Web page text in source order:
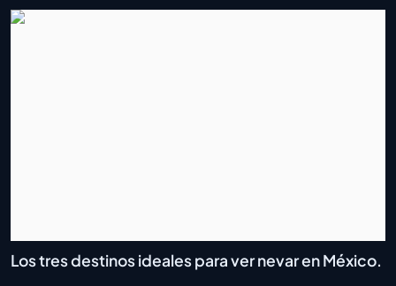
Los tres destinos ideales para ver nevar en México.